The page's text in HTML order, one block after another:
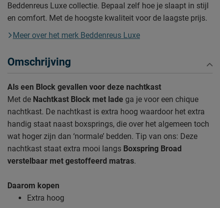
Beddenreus Luxe collectie. Bepaal zelf hoe je slaapt in stijl
en comfort. Met de hoogste kwaliteit voor de laagste prijs.
Meer over het merk Beddenreus Luxe
Omschrijving
Als een Block gevallen voor deze nachtkast
Met de Nachtkast Block met lade ga je voor een chique
nachtkast. De nachtkast is extra hoog waardoor het extra
handig staat naast boxsprings, die over het algemeen toch
wat hoger zijn dan ‘normale’ bedden. Tip van ons: Deze
nachtkast staat extra mooi langs Boxspring Broad
verstelbaar met gestoffeerd matras.
Daarom kopen
Extra hoog